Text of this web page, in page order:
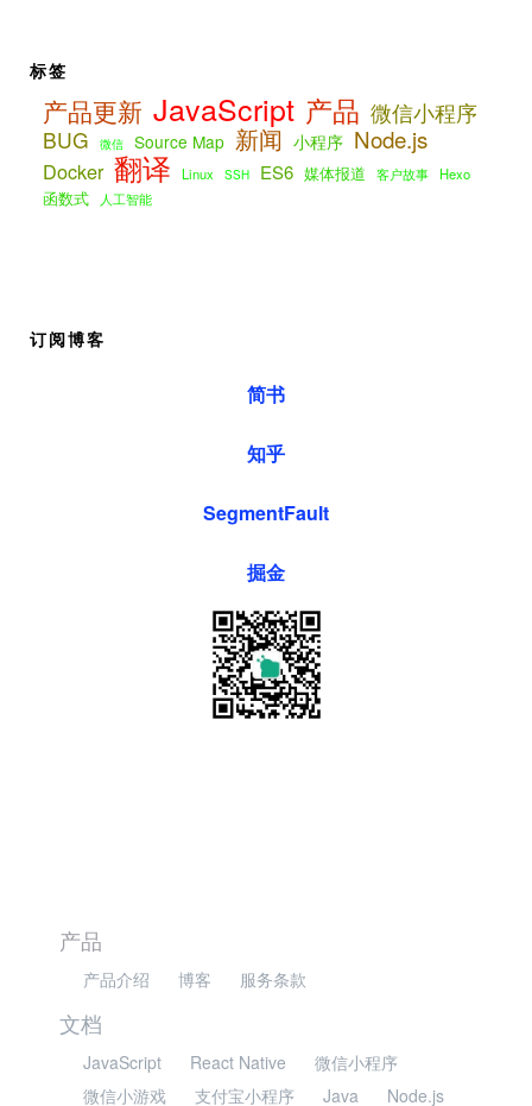
标签
产品更新 JavaScript 产品 微信小程序
BUG
微信 Source Map 新闻 小程序 Node.js
Docker 翻译 Linux SSH ES6 媒体报道 客户故事 Hexo
函数式 人工智能
订阅博客
简书
知乎
SegmentFault
掘金
产品
产品介绍 博客 服务条款
文档
JavaScript React Native
微信小程序
微信小游戏
支付宝小程序 Java Node.js